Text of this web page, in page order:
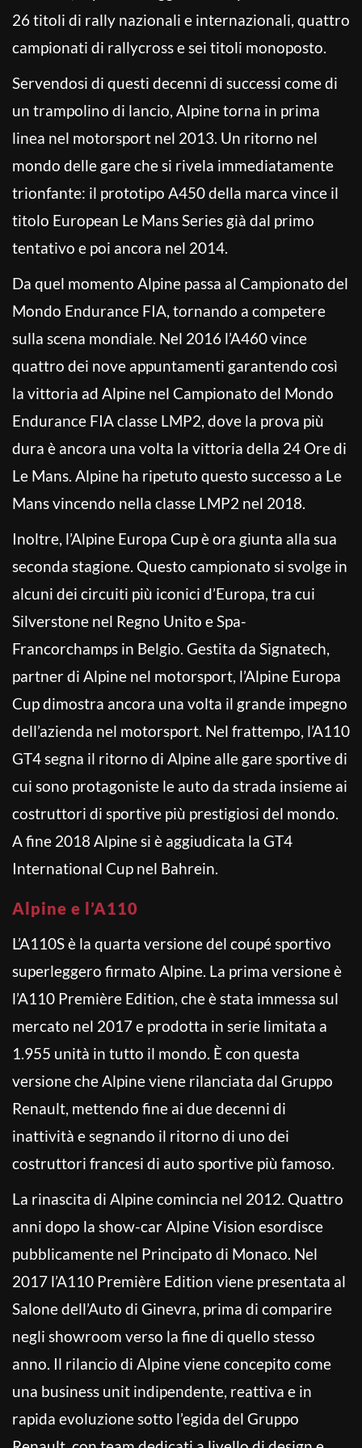
26 titoli di rally nazionali e internazionali, quattro
campionati di rallycross e sei titoli monoposto.
Servendosi di questi decenni di successi come di
un trampolino di lancio, Alpine torna in prima
linea nel motorsport nel 2013. Un ritorno nel
mondo delle gare che si rivela immediatamente
trionfante: il prototipo A450 della marca vince il
titolo European Le Mans Series già dal primo
tentativo e poi ancora nel 2014.
Da quel momento Alpine passa al Campionato del
Mondo Endurance FIA, tornando a competere
sulla scena mondiale. Nel 2016 l’A460 vince
quattro dei nove appuntamenti garantendo così
la vittoria ad Alpine nel Campionato del Mondo
Endurance FIA classe LMP2, dove la prova più
dura è ancora una volta la vittoria della 24 Ore di
Le Mans. Alpine ha ripetuto questo successo a Le
Mans vincendo nella classe LMP2 nel 2018.
Inoltre, l’Alpine Europa Cup è ora giunta alla sua
seconda stagione. Questo campionato si svolge in
alcuni dei circuiti più iconici d’Europa, tra cui
Silverstone nel Regno Unito e Spa-
Francorchamps in Belgio. Gestita da Signatech,
partner di Alpine nel motorsport, l’Alpine Europa
Cup dimostra ancora una volta il grande impegno
dell’azienda nel motorsport. Nel frattempo, l’A110
GT4 segna il ritorno di Alpine alle gare sportive di
cui sono protagoniste le auto da strada insieme ai
costruttori di sportive più prestigiosi del mondo.
A fine 2018 Alpine si è aggiudicata la GT4
International Cup nel Bahrein.
Alpine e l’A110
L’A110S è la quarta versione del coupé sportivo
superleggero firmato Alpine. La prima versione è
l’A110 Première Edition, che è stata immessa sul
mercato nel 2017 e prodotta in serie limitata a
1.955 unità in tutto il mondo. È con questa
versione che Alpine viene rilanciata dal Gruppo
Renault, mettendo fine ai due decenni di
inattività e segnando il ritorno di uno dei
costruttori francesi di auto sportive più famoso.
La rinascita di Alpine comincia nel 2012. Quattro
anni dopo la show-car Alpine Vision esordisce
pubblicamente nel Principato di Monaco. Nel
2017 l’A110 Première Edition viene presentata al
Salone dell’Auto di Ginevra, prima di comparire
negli showroom verso la fine di quello stesso
anno. Il rilancio di Alpine viene concepito come
una business unit indipendente, reattiva e in
rapida evoluzione sotto l’egida del Gruppo